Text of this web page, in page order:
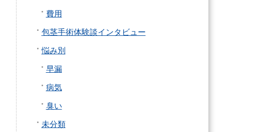
費用
包茎手術体験談インタビュー
悩み別
早漏
病気
臭い
未分類